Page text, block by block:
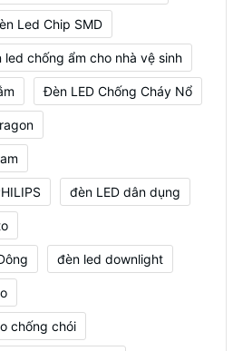
Led Chip SMD
led chống ẩm cho nhà vệ sinh
Đèn LED Chống Cháy Nổ
đèn LED dân dụng
đèn led downlight
chống chói